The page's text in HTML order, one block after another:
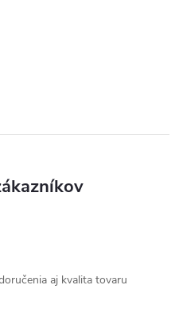
aj kvalita tovaru